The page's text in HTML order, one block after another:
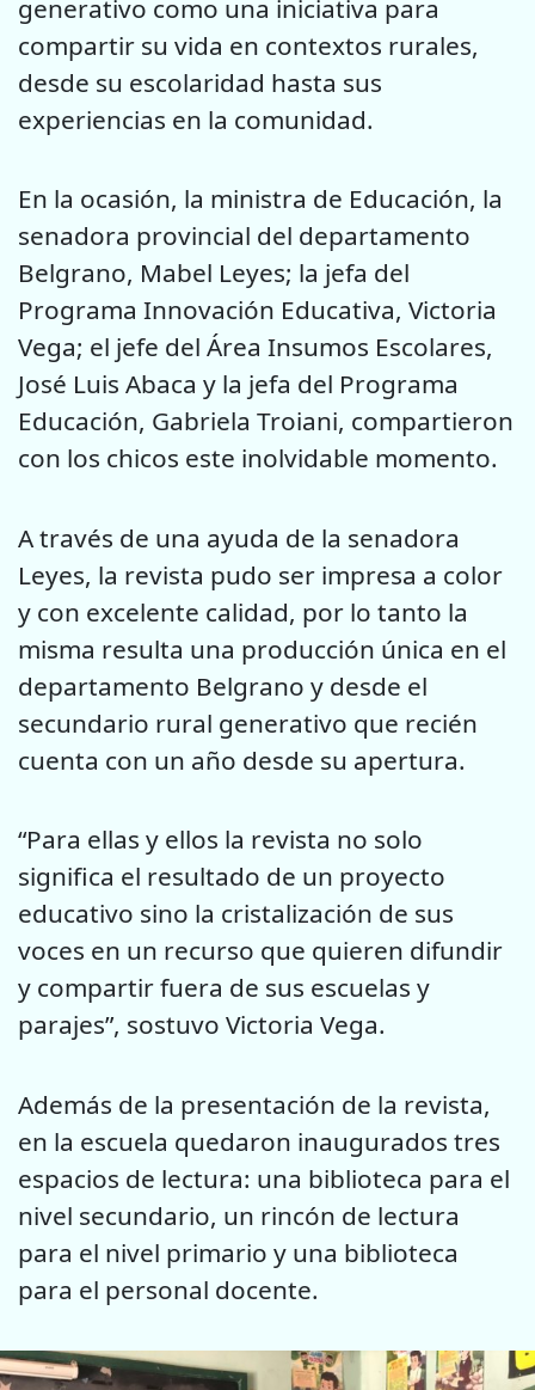
generativo como una iniciativa para
compartir su vida en contextos rurales,
desde su escolaridad hasta sus
experiencias en la comunidad.
En la ocasión, la ministra de Educación, la
senadora provincial del departamento
Belgrano, Mabel Leyes; la jefa del
Programa Innovación Educativa, Victoria
Vega; el jefe del Área Insumos Escolares,
José Luis Abaca y la jefa del Programa
Educación, Gabriela Troiani, compartieron
con los chicos este inolvidable momento.
A través de una ayuda de la senadora
Leyes, la revista pudo ser impresa a color
y con excelente calidad, por lo tanto la
misma resulta una producción única en el
departamento Belgrano y desde el
secundario rural generativo que recién
cuenta con un año desde su apertura.
“Para ellas y ellos la revista no solo
significa el resultado de un proyecto
educativo sino la cristalización de sus
voces en un recurso que quieren difundir
y compartir fuera de sus escuelas y
parajes”, sostuvo Victoria Vega.
Además de la presentación de la revista,
en la escuela quedaron inaugurados tres
espacios de lectura: una biblioteca para el
nivel secundario, un rincón de lectura
para el nivel primario y una biblioteca
para el personal docente.